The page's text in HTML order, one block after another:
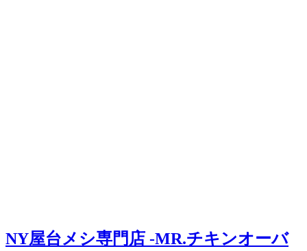
NY屋台メシ専門店 -MR.チキンオーバ